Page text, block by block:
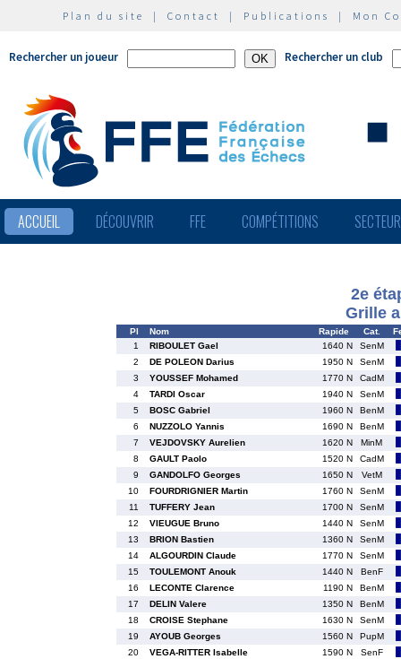
Plan du site | Contact | Publications | Mon
Rechercher un joueur Rechercher un club
ACCUEIL DÉCOUVRIR FFE COMPÉTITIONS
2e
Grille
Pl Nom Rapide Cat.
1
RIBOULET Gael 1640 N
SenM
2
DE POLEON Darius 1950 N
SenM
3
YOUSSEF Mohamed 1770 N
CadM
4
TARDI Oscar 1940 N
SenM
5
BOSC Gabriel 1960 N
BenM
6
NUZZOLO Yannis 1690 N
BenM
7
VEJDOVSKY Aurelien 1620 N
MinM
8
GAULT Paolo 1520 N
CadM
9
GANDOLFO Georges 1650 N
VetM
10
FOURDRIGNIER Martin 1760 N
SenM
11
TUFFERY Jean 1700 N
SenM
12
VIEUGUE Bruno 1440 N
SenM
13
BRION Bastien 1360 N
SenM
14
ALGOURDIN Claude 1770 N
SenM
15
TOULEMONT Anouk 1440 N
BenF
16
LECONTE Clarence 1190 N
BenM
17
DELIN Valere 1350 N
BenM
18
CROISE Stephane 1630 N
SenM
19
AYOUB Georges 1560 N
PupM
20
VEGA-RITTER Isabelle 1590 N
SenF